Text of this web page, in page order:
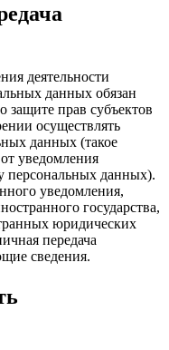
деятельности
данных обязан
прав субъектов
осуществлять
данных (такое
уведомления
персональных данных).
уведомления,
государства,
юридических
передача
сведения.